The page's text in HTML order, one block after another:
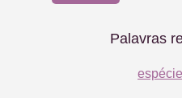
Palavras
espécie